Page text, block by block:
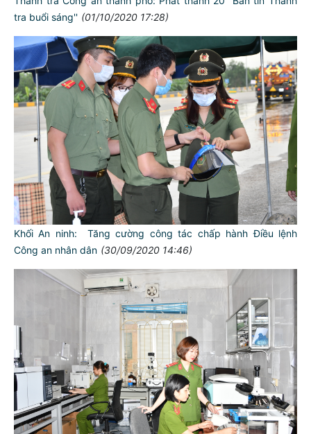
tra buổi sáng'' (01/10/2020 17:28)
Khối An ninh: Tăng cường công tác chấp hành Điều lệnh
Công an nhân dân (30/09/2020 14:46)